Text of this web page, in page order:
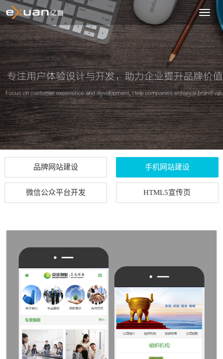
嘉
兴
网
站
制
作
品牌网站建设 手机网站建设
微信公众平台开发 HTML5宣传页